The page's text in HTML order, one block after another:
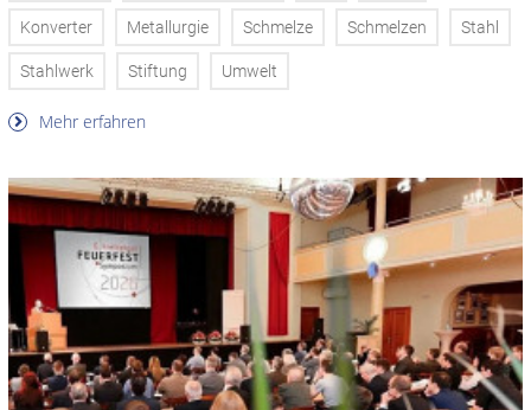
Konverter Metallurgie Schmelze Schmelzen Stahl
Stahlwerk Stiftung Umwelt
Mehr erfahren